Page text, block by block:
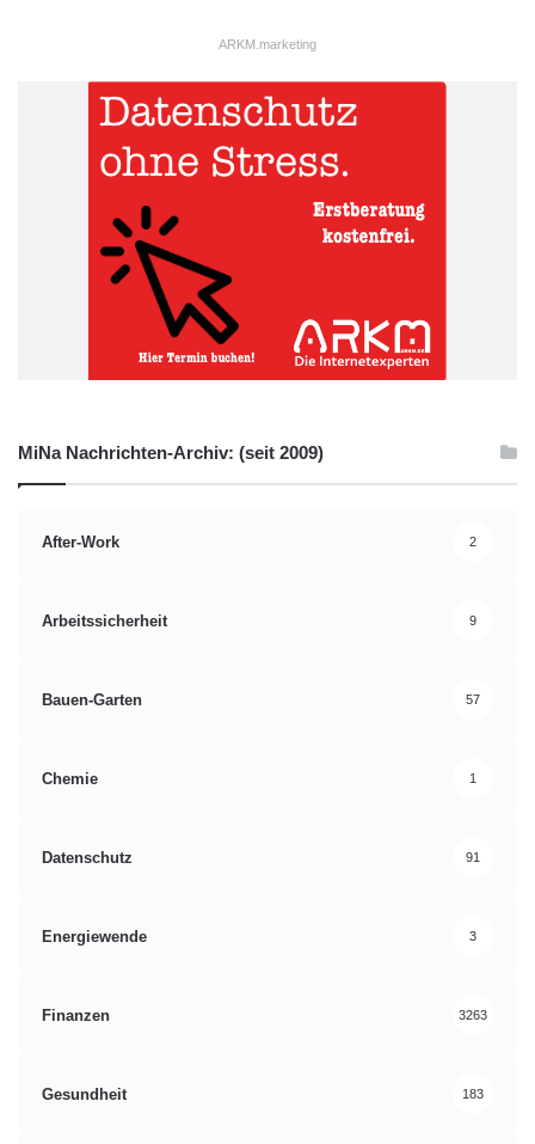
ARKM.marketing
MiNa Nachrichten-Archiv: (seit 2009)
After-Work 2
Arbeitssicherheit 9
Bauen-Garten 57
Chemie 1
Datenschutz 91
Energiewende 3
Finanzen 3263
Gesundheit 183